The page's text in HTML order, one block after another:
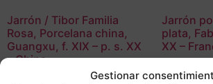
Gestionar
Jarrón / Tibor Familia
Rosa, Porcelana china,
Guangxu, f. XIX – p. s. XX
– China
Jarrón
plata,
XX –